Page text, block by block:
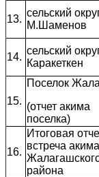
13.
сельский
М.Шаменов
14.
сельский
Каракеткен
15.
Поселок
(отчет акима
поселка)
16.
Итоговая
встреча акима
района